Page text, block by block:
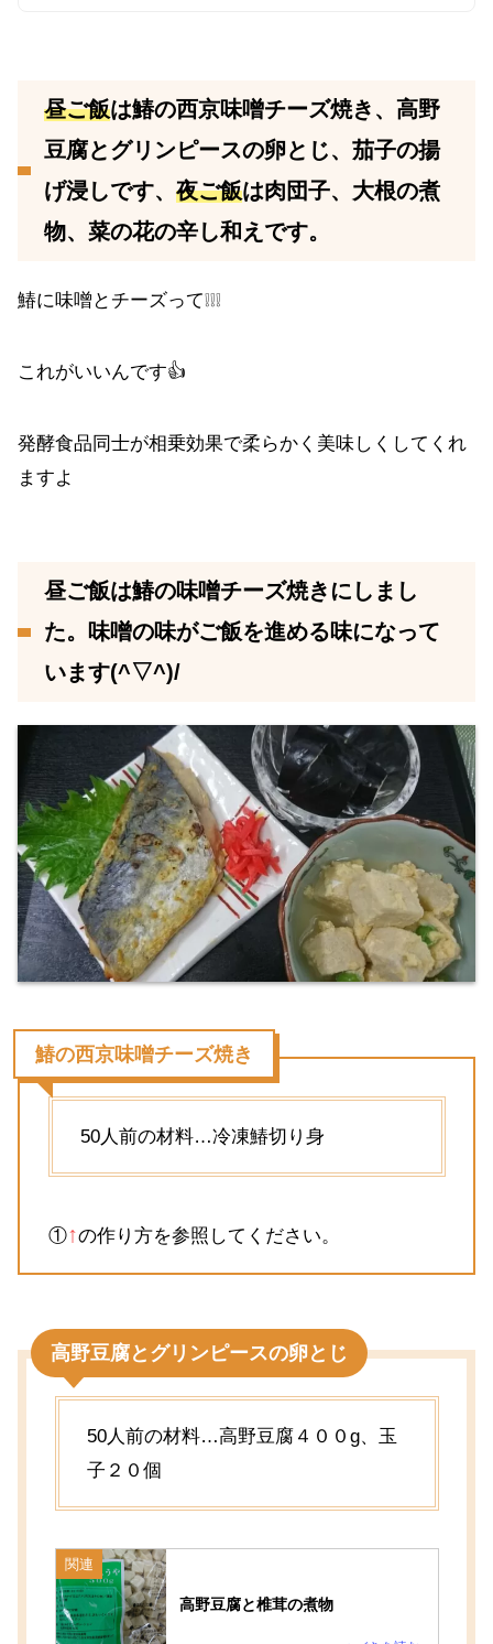
昼ご飯は鰆の西京味噌チーズ焼き、高野
豆腐とグリンピースの卵とじ、茄子の揚
げ浸しです、 夜ご飯は肉団子、大根の煮
物、菜の花の辛し和えです。
鰆に味噌とチーズって❕❕❕
これがいいんです👍
発酵食品同士が相乗効果で柔らかく美味しくしてくれ
ますよ
昼ご飯は鰆の味噌チーズ焼きにしまし
た。味噌の味がご飯を進める味になって
います(^▽^)/
鰆の西京味噌チーズ焼き
50人前の材料…冷凍鰆切り身
①↑の作り方を参照してください。
高野豆腐とグリンピースの卵とじ
50人前の材料…高野豆腐４００g、玉
子２０個
関連
高野豆腐と椎茸の煮物